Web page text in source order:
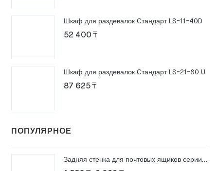
Шкаф для раздевалок Стандарт LS-11-40D
52 400 ₸
Шкаф для раздевалок Стандарт LS-21-80 U
87 625₸
ПОПУЛЯРНОЕ
Задняя стенка для почтовых ящиков серии ПМ